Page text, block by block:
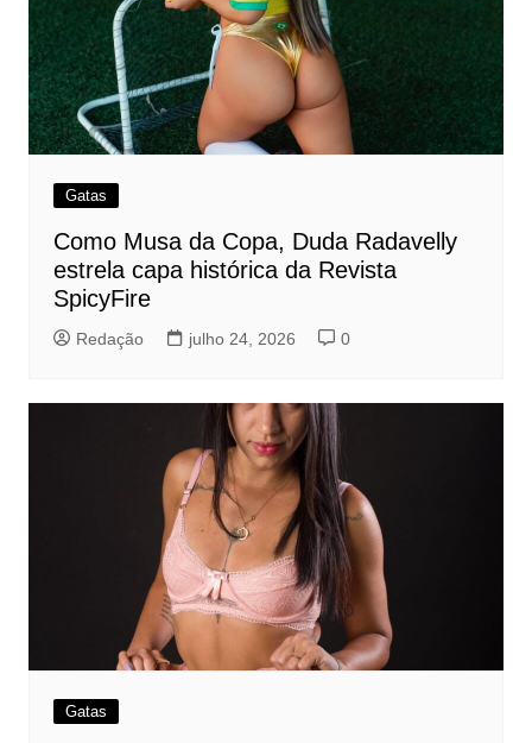
Gatas
Como Musa da Copa, Duda Radavelly
estrela capa histórica da Revista
SpicyFire
Redação julho 24, 2026 0
Gatas